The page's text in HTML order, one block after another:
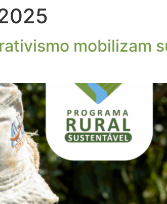
mobilizam